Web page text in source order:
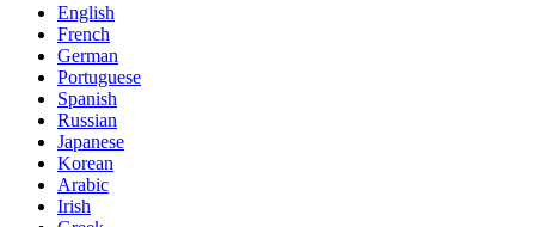
English
French
German
Portuguese
Spanish
Russian
Japanese
Korean
Arabic
Irish